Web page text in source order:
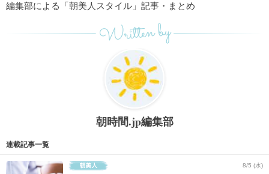
編集部による「朝美人スタイル」記事・まとめ
Written by
朝時間.jp編集部
連載記事一覧
8/5 (水)